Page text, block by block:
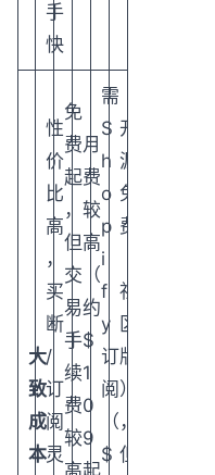
手
快
大
致
成
本
性
价
比
高
，
买
断
/
订
阅
灵
免
费
起
，
但
交
易
手
续
费
较
月
费
较
高
（
约
$
1
0
9
需
S
h
o
p
i
f
y
订
阅
（
$
开
源
免
费
社
区
版
）
，
但